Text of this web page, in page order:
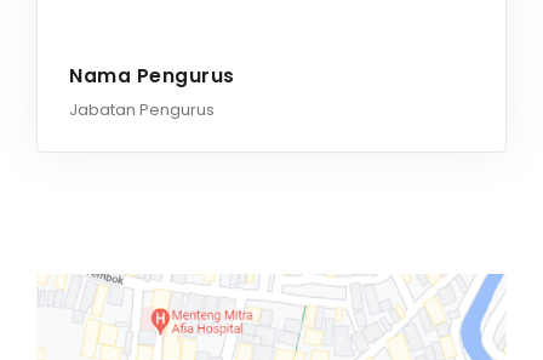
Nama Pengurus
Jabatan Pengurus